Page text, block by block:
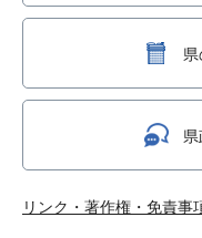
リンク・著作権・免責事